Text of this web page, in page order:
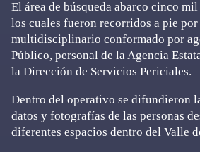
El área de búsqueda abarco cinco
los cuales fueron recorridos a pie
multidisciplinario conformado por
Público, personal de la Agencia
la Dirección de Servicios Periciales.
Dentro del operativo se difundieron
datos y fotografías de las personas
diferentes espacios dentro del Valle